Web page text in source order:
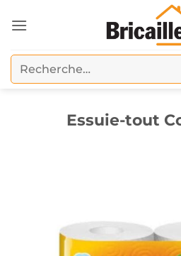
au
Recherche
pour :
Essuie-tout